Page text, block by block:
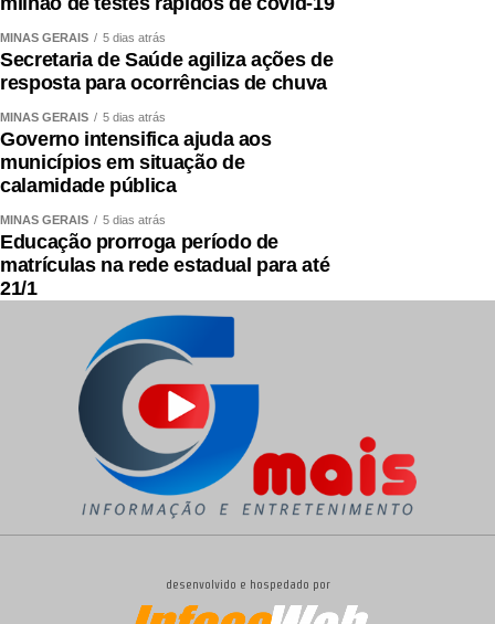
MINAS GERAIS 5 dias atrás
Secretaria de Saúde agiliza ações de
resposta para ocorrências de chuva
MINAS GERAIS 5 dias atrás
Governo intensifica ajuda aos
municípios em situação de
calamidade pública
MINAS GERAIS 5 dias atrás
Educação prorroga período de
matrículas na rede estadual para até
21/1
desenvolvido e hospedado por